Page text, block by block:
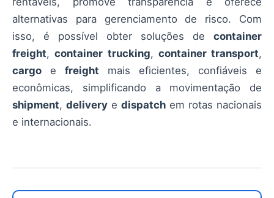
alternativas para gerenciamento de risco. Com
isso, é possível obter soluções de container
freight,container trucking, container transport,
cargo e freight mais eficientes, confiáveis e
econômicas, simplificando a movimentação de
shipment, delivery e dispatch em rotas nacionais
e internacionais.